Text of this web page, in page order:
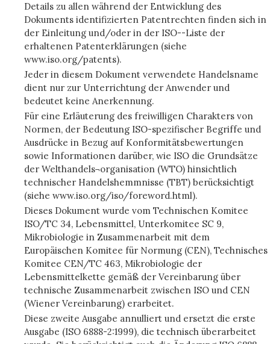
Details zu allen während der Entwicklung des
Dokuments identifizierten Patentrechten finden sich in
der Einleitung und/oder in der ISO--Liste der
erhaltenen Patenterklärungen (siehe
www.iso.org/patents).
Jeder in diesem Dokument verwendete Handelsname
dient nur zur Unterrichtung der Anwender und
bedeutet keine Anerkennung.
Für eine Erläuterung des freiwilligen Charakters von
Normen, der Bedeutung ISO-spezifischer Begriffe und
Ausdrücke in Bezug auf Konformitätsbewertungen
sowie Informationen darüber, wie ISO die Grundsätze
der Welthandels¬organisation (WTO) hinsichtlich
technischer Handelshemmnisse (TBT) berücksichtigt
(siehe www.iso.org/iso/foreword.html).
Dieses Dokument wurde vom Technischen Komitee
ISO/TC 34, Lebensmittel, Unterkomitee SC 9,
Mikrobiologie in Zusammenarbeit mit dem
Europäischen Komitee für Normung (CEN), Technisches
Komitee CEN/TC 463, Mikrobiologie der
Lebensmittelkette gemäß der Vereinbarung über
technische Zusammenarbeit zwischen ISO und CEN
(Wiener Vereinbarung) erarbeitet.
Diese zweite Ausgabe annulliert und ersetzt die erste
Ausgabe (ISO 6888-2:1999), die technisch überarbeitet